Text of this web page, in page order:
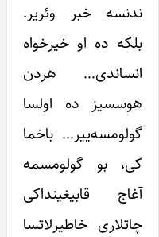
ندنسه خبر وئریر.
بلکه ده او خیرخواه
انساندی… هردن
هوسسیز ده اولسا
گولومسه‌ییر… باخما
کی، بو گولومسمه
آغاج قابیغینداکی
چاتلاری خاطیرلاتسا